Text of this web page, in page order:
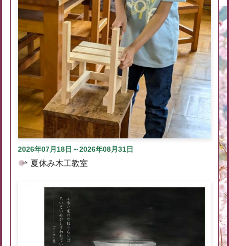
2026年07月18日～2026年08月31日
夏休み木工教室